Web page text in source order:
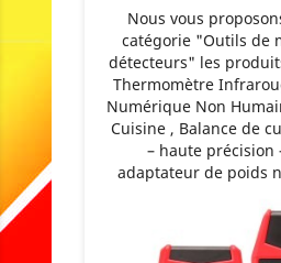
Nous vous
catégorie "Outils de
détecteurs" les
Thermomètre
Numérique Non
Cuisine , Balance de
– haute précision
adaptateur de poids